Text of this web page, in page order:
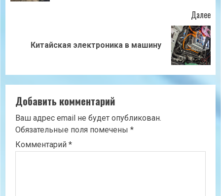
Далее
Следующая
Китайская электроника в машину
Добавить комментарий
Ваш адрес email не будет опубликован.
Обязательные поля помечены *
Комментарий *